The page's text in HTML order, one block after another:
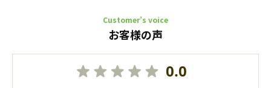
Customer’s voice
お客様の声
0.0